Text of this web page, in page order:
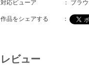
対応ビューア
： ブラ
作品をシェアする ：
レビュー